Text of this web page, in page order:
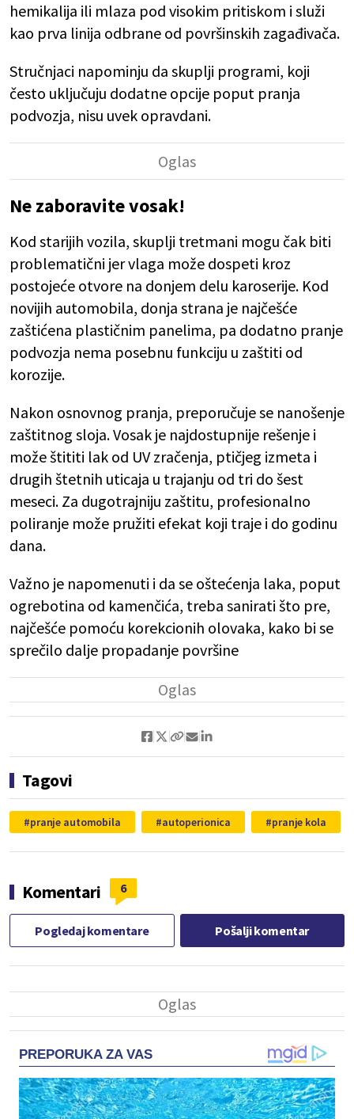
hemikalija ili mlaza pod visokim pritiskom i služi
kao prva linija odbrane od površinskih zagađivača.
Stručnjaci napominju da skuplji programi, koji
često uključuju dodatne opcije poput pranja
podvozja, nisu uvek opravdani.
Ne zaboravite vosak!
Kod starijih vozila, skuplji tretmani mogu čak biti
problematični jer vlaga može dospeti kroz
postojeće otvore na donjem delu karoserije. Kod
novijih automobila, donja strana je najčešće
zaštićena plastičnim panelima, pa dodatno pranje
podvozja nema posebnu funkciju u zaštiti od
korozije.
Nakon osnovnog pranja, preporučuje se nanošenje
zaštitnog sloja. Vosak je najdostupnije rešenje i
može štititi lak od UV zračenja, ptičjeg izmeta i
drugih štetnih uticaja u trajanju od tri do šest
meseci. Za dugotrajniju zaštitu, profesionalno
poliranje može pružiti efekat koji traje i do godinu
dana.
Važno je napomenuti i da se oštećenja laka, poput
ogrebotina od kamenčića, treba sanirati što pre,
najčešće pomoću korekcionih olovaka, kako bi se
sprečilo dalje propadanje površine
Tagovi
pranje automobila autoperionica pranje kola
Komentari 6
Pogledaj komentare Pošalji komentar
PREPORUKA ZA VAS